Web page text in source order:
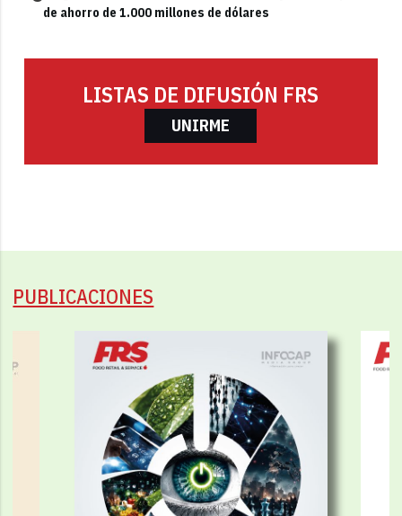
de ahorro de 1.000 millones de dólares
LISTAS DE DIFUSIÓN FRS
UNIRME
PUBLICACIONES